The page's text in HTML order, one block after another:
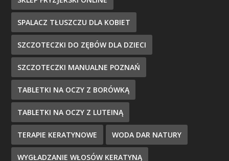
SPALACZ TŁUSZCZU DLA KOBIET
SZCZOTECZKI DO ZĘBÓW DLA DZIECI
SZCZOTECZKI MANUALNE POZNAŃ
TABLETKI NA OCZY Z BORÓWKĄ
TABLETKI NA OCZY Z LUTEINĄ
TERAPIE KERATYNOWE WODA DAR NATURY
WYGŁADZANIE WŁOSÓW KERATYNĄ